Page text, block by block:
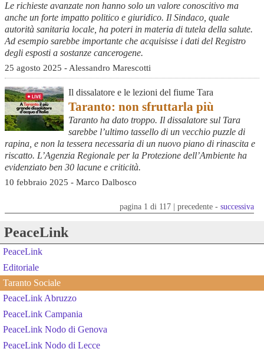
Le richieste avanzate non hanno solo un valore conoscitivo ma
anche un forte impatto politico e giuridico. Il Sindaco, quale
autorità sanitaria locale, ha poteri in materia di tutela della salute.
Ad esempio sarebbe importante che acquisisse i dati del Registro
degli esposti a sostanze cancerogene.
25 agosto 2025 - Alessandro Marescotti
Il dissalatore e le lezioni del fiume Tara
Taranto: non sfruttarla più
Taranto ha dato troppo. Il dissalatore sul Tara
sarebbe l’ultimo tassello di un vecchio puzzle di
rapina, e non la tessera necessaria di un nuovo piano di rinascita e
riscatto. L’Agenzia Regionale per la Protezione dell’Ambiente ha
evidenziato ben 30 lacune e criticità.
10 febbraio 2025 - Marco Dalbosco
pagina 1 di 117 | precedente -successiva
PeaceLink
PeaceLink
Editoriale
Taranto Sociale
PeaceLink Abruzzo
PeaceLink Campania
PeaceLink Nodo di Genova
PeaceLink Nodo di Lecce